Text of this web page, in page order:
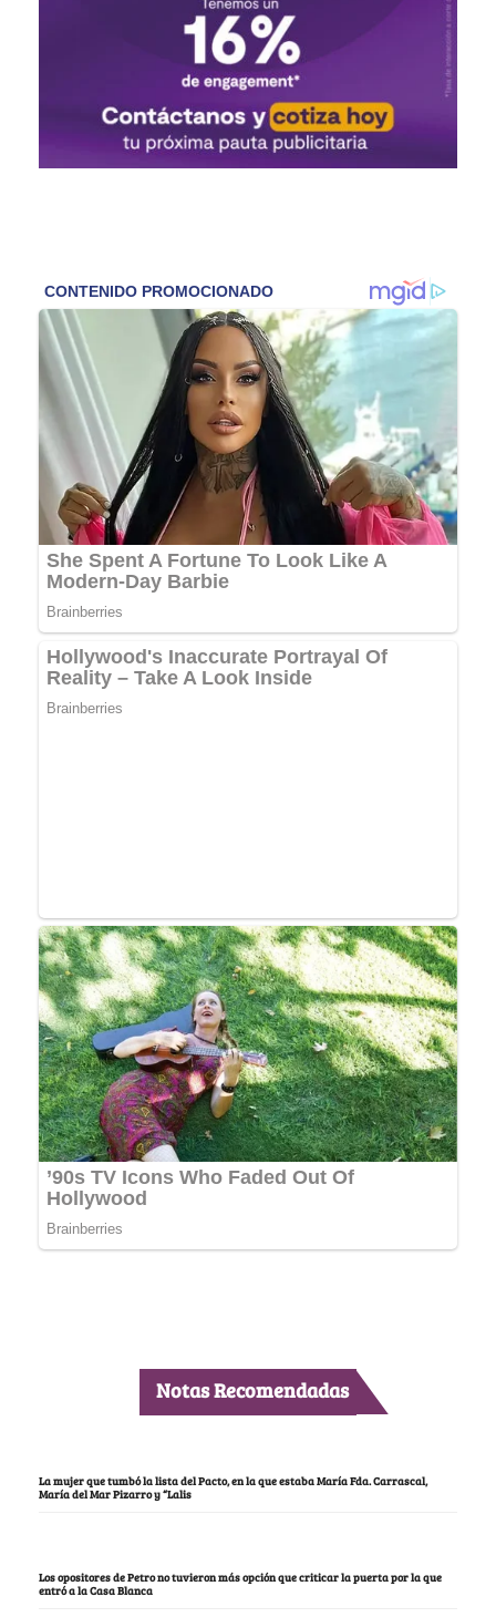
Notas Recomendadas
La mujer que tumbó la lista del Pacto, en la que estaba María Fda. Carrascal,
María del Mar Pizarro y “Lalis
Los opositores de Petro no tuvieron más opción que criticar la puerta por la que
entró a la Casa Blanca